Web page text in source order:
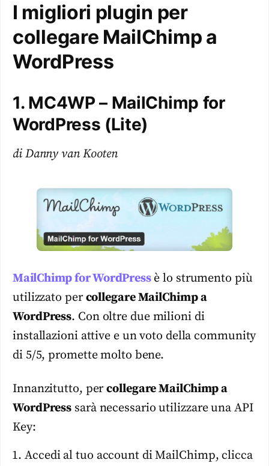
I migliori plugin per
collegare MailChimp a
WordPress
1. MC4WP – MailChimp for
WordPress (Lite)
di Danny van Kooten
MailChimp for WordPressè lo strumento più
utilizzato percollegare MailChimp a
WordPress. Con oltre due milioni di
installazioni attive e un voto della community
di 5/5, promette molto bene.
Innanzitutto, percollegare MailChimp a
WordPress sarà necessario utilizzare una API
Key:
Accedi al tuo account di MailChimp, clicca